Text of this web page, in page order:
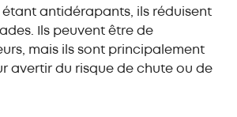
étant antidérapants, ils réduisent
Ils peuvent être de
mais ils sont principalement
avertir du risque de chute ou de